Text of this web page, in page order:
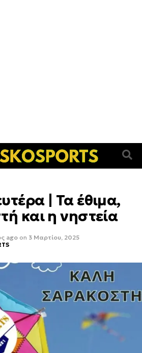
| Τα έθιμα,
και η νηστεία
ago on 3 Μαρτίου, 2025